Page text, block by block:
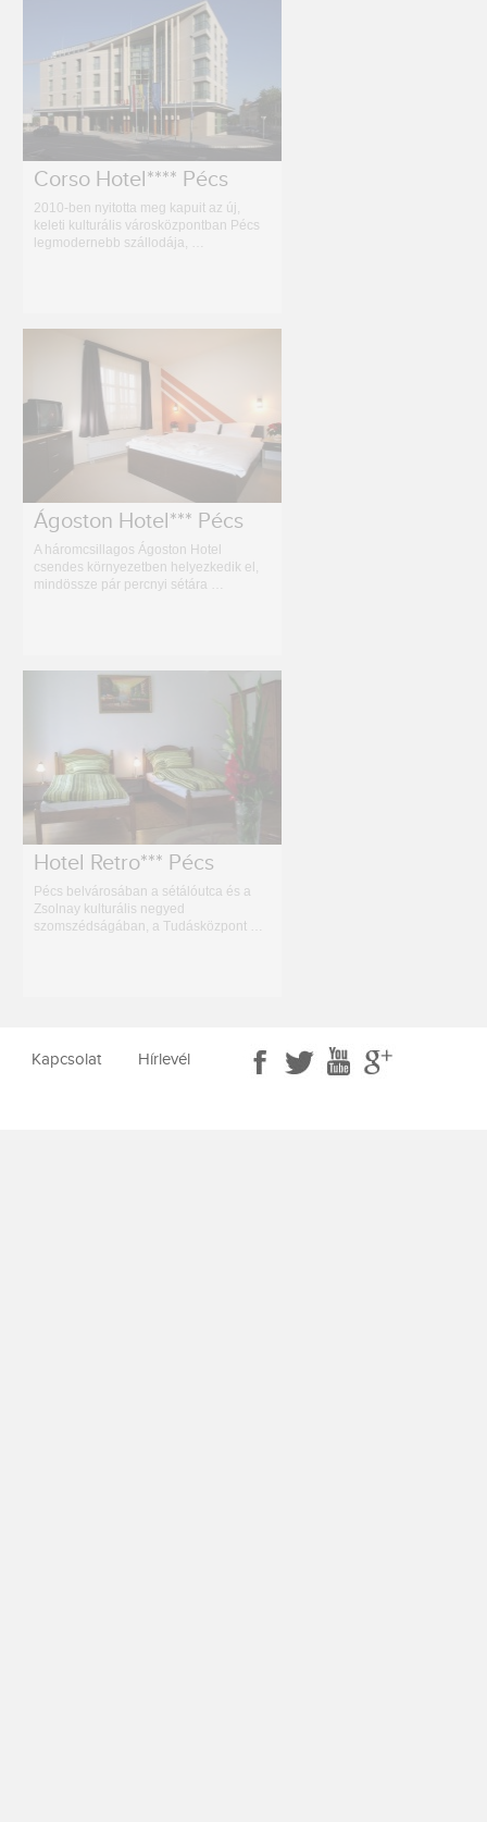
Corso Hotel**** Pécs
2010-ben nyitotta meg kapuit az új,
keleti kulturális városközpontban Pécs
legmodernebb szállodája, …
Ágoston Hotel*** Pécs
A háromcsillagos Ágoston Hotel
csendes környezetben helyezkedik el,
mindössze pár percnyi sétára …
Hotel Retro*** Pécs
Pécs belvárosában a sétálóutca és a
Zsolnay kulturális negyed
szomszédságában, a Tudásközpont …
Kapcsolat Hírlevél